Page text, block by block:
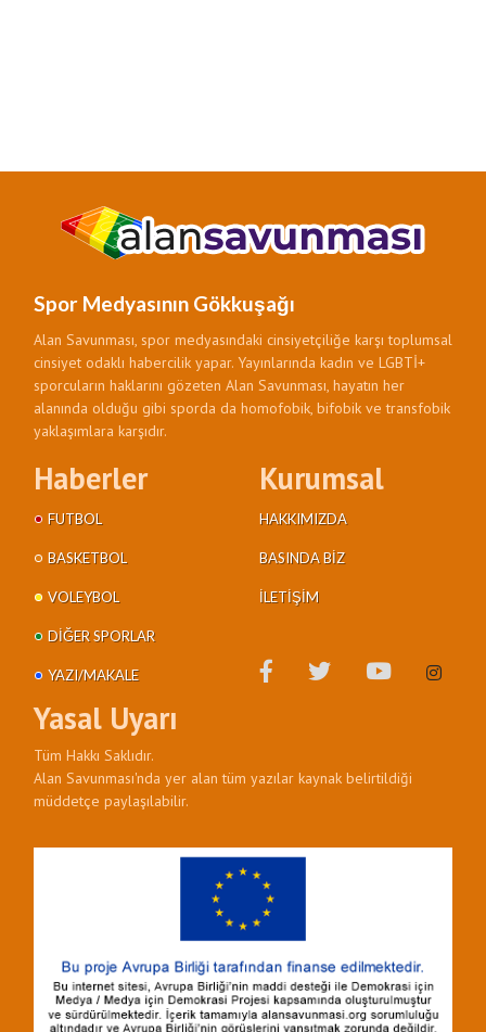
Spor Medyasının Gökkuşağı
Alan Savunması, spor medyasındaki cinsiyetçiliğe karşı toplumsal
cinsiyet odaklı habercilik yapar. Yayınlarında kadın ve LGBTİ+
sporcuların haklarını gözeten Alan Savunması, hayatın her
alanında olduğu gibi sporda da homofobik, bifobik ve transfobik
yaklaşımlara karşıdır.
Haberler
FUTBOL
BASKETBOL
VOLEYBOL
DIĞER SPORLAR
YAZI/MAKALE
Kurumsal
HAKKIMIZDA
BASINDA BIZ
İLETIŞIM
Yasal Uyarı
Tüm Hakkı Saklıdır.
Alan Savunması'nda yer alan tüm yazılar kaynak belirtildiği
müddetçe paylaşılabilir.